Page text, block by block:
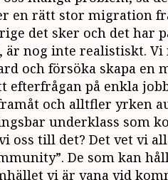
en rätt stor migration
det sker och det har
är nog inte realistiskt. Vi
och försöka skapa en
efterfrågan på enkla
och alltfler yrken
underklass som
oss till det? Det vet vi
De som kan
vi är vana vid